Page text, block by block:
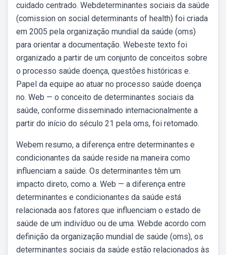
cuidado centrado. Webdeterminantes sociais da saúde
(comission on social determinants of health) foi criada
em 2005 pela organização mundial da saúde (oms)
para orientar a documentação. Webeste texto foi
organizado a partir de um conjunto de conceitos sobre
o processo saúde doença, questões históricas e.
Papel da equipe ao atuar no processo saúde doença
no. Web — o conceito de determinantes sociais da
saúde, conforme disseminado internacionalmente a
partir do início do século 21 pela oms, foi retomado.
Webem resumo, a diferença entre determinantes e
condicionantes da saúde reside na maneira como
influenciam a saúde. Os determinantes têm um
impacto direto, como a. Web — a diferença entre
determinantes e condicionantes da saúde está
relacionada aos fatores que influenciam o estado de
saúde de um indivíduo ou de uma. Webde acordo com
definição da organização mundial de saúde (oms), os
determinantes sociais da saúde estão relacionados às